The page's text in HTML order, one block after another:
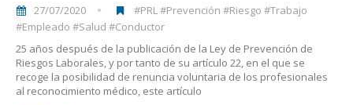
27/07/2020
#PRL #Prevención #Riesgo #Trabajo
#Empleado #Salud #Conductor
25 años después de la publicación de la Ley de Prevención de
Riesgos Laborales, y por tanto de su artículo 22, en el que se
recoge la posibilidad de renuncia voluntaria de los profesionales
al reconocimiento médico, este artículo